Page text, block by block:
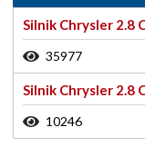
Silnik Chrysler 2.8
35977
Silnik Chrysler 2.8
10246